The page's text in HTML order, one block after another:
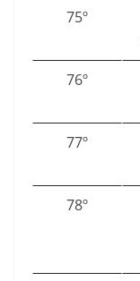
75º
76º
77º
78º